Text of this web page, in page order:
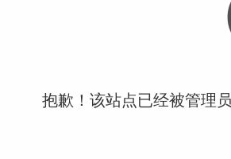
抱歉！该站点已经被管理